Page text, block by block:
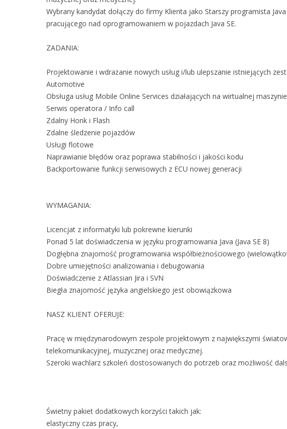
Wybrany kandydat dołączy do firmy Klienta jako Starszy programista
pracującego nad oprogramowaniem w pojazdach Java SE.
ZADANIA:
Projektowanie i wdrażanie nowych usług i/lub ulepszanie istniejących
Automotive
Obsługa usług Mobile Online Services działających na wirtualnej
Serwis operatora / Info call
Zdalny Honk i Flash
Zdalne śledzenie pojazdów
Usługi flotowe
Naprawianie błędów oraz poprawa stabilności i jakości kodu
Backportowanie funkcji serwisowych z ECU nowej generacji
WYMAGANIA:
Licencjat z informatyki lub pokrewne kierunki
Ponad 5 lat doświadczenia w języku programowania Java (Java SE 8)
Dogłębna znajomość programowania współbieżnościowego
Dobre umiejętności analizowania i debugowania
Doświadczenie z Atlassian Jira i SVN
Biegła znajomość języka angielskiego jest obowiązkowa
NASZ KLIENT OFERUJE:
Pracę w międzynarodowym zespole projektowym z największymi
telekomunikacyjnej, muzycznej oraz medycznej.
Szeroki wachlarz szkoleń dostosowanych do potrzeb oraz możliwość
Świetny pakiet dodatkowych korzyści takich jak:
elastyczny czas pracy,